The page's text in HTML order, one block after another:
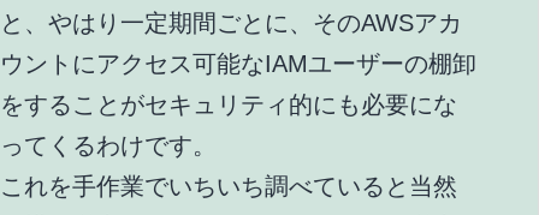
と、やはり一定期間ごとに、そのAWSアカ
ウントにアクセス可能なIAMユーザーの棚卸
をすることがセキュリティ的にも必要にな
ってくるわけです。
これを手作業でいちいち調べていると当然